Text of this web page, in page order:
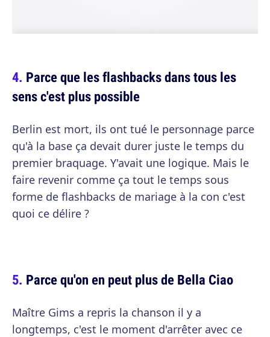
Parce que les flashbacks dans tous les
sens c'est plus possible
Berlin est mort, ils ont tué le personnage parce
qu'à la base ça devait durer juste le temps du
premier braquage. Y'avait une logique. Mais le
faire revenir comme ça tout le temps sous
forme de flashbacks de mariage à la con c'est
quoi ce délire ?
Parce qu'on en peut plus de Bella Ciao
Maître Gims a repris la chanson il y a
longtemps, c'est le moment d'arrêter avec ce